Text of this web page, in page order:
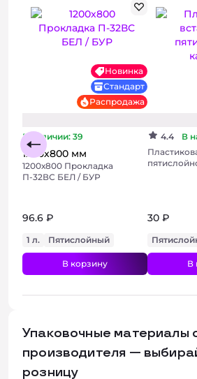
Новинка
Стандарт
Распродажа
В наличии: 39
1200х800 мм
1200х800 Прокладка
П-32ВС БЕЛ / БУР
96.6 ₽
1 л. Пятислойный
В корзину
4.4
В
30 ₽
В
Упаковочные материалы
производителя —
розницу